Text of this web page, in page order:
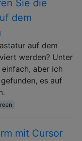
Sie die
dem
auf dem
werden? Unter
aber ich
es auf
mit Cursor